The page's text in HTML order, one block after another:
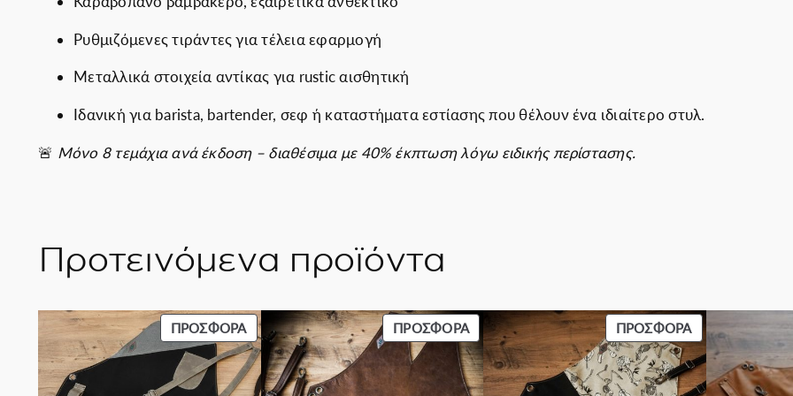
Ρυθμιζόμενες τιράντες για τέλεια εφαρμογή
Μεταλλικά στοιχεία αντίκας για rustic αισθητική
Ιδανική για barista, bartender, σεφ ή καταστήματα εστίασης που θέλουν ένα ιδιαίτερο στυλ.
🚨 Μόνο 8 τεμάχια ανά έκδοση – διαθέσιμα με 40% έκπτωση λόγω ειδικής περίστασης.
Προτεινόμενα προϊόντα
ΠΡΟΣΦΟΡΆΠΡΟΪΌΝ
ΣΕ
ΠΡΟΣΦΟΡΆ
ΠΡΟΣΦΟΡΆΠΡΟΪΌΝ
ΣΕ
ΠΡΟΣΦΟΡΆ
ΠΡΟΣΦΟΡΆΠΡΟΪΌΝ
ΣΕ
ΠΡΟΣΦΟΡΆ